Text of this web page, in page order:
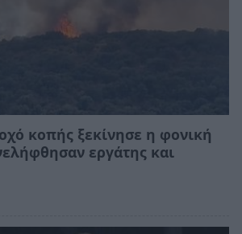
κοπής ξεκίνησε η φονική
εργάτης και